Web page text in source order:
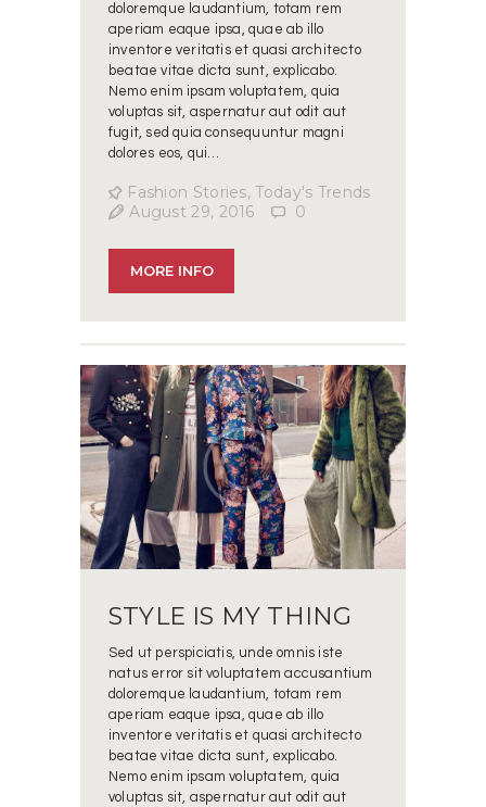
doloremque laudantium, totam rem
aperiam eaque ipsa, quae ab illo
inventore veritatis et quasi architecto
beatae vitae dicta sunt, explicabo.
Nemo enim ipsam voluptatem, quia
voluptas sit, aspernatur aut odit aut
fugit, sed quia consequuntur magni
dolores eos, qui…
Fashion Stories,Today's Trends
August 29, 2016
0
MORE INFO
STYLE IS MY THING
Sed ut perspiciatis, unde omnis iste
natus error sit voluptatem accusantium
doloremque laudantium, totam rem
aperiam eaque ipsa, quae ab illo
inventore veritatis et quasi architecto
beatae vitae dicta sunt, explicabo.
Nemo enim ipsam voluptatem, quia
voluptas sit, aspernatur aut odit aut